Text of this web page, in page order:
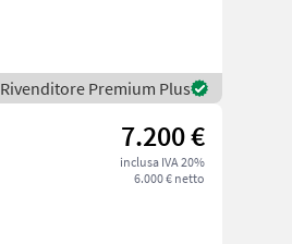
Rivenditore Premium Plus
7.200 €
inclusa IVA 20%
6.000 € netto